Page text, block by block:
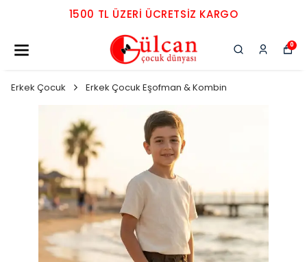
1500 TL ÜZERI ÜCRETSIZ KARGO
0
Erkek Çocuk Erkek Çocuk Eşofman & Kombin